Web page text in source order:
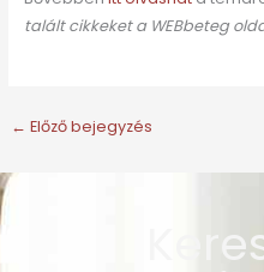
talált cikkeket a WEBbeteg
← Előző bejegyzés